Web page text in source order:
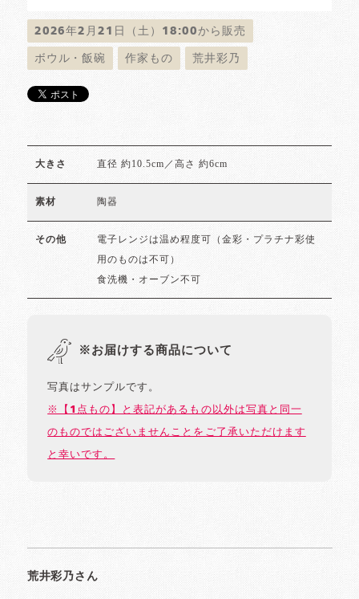
2026年2月21日（土）18:00から販売
ボウル・飯碗 作家もの 荒井彩乃
大きさ 直径 約10.5cm／高さ 約6cm
素材 陶器
その他 電子レンジは温め程度可（金彩・プラチナ彩使
用のものは不可）
食洗機・オーブン不可
※お届けする商品について
写真はサンプルです。
※【1点もの】と表記があるもの以外は写真と同一
のものではございませんことをご了承いただけます
と幸いです。